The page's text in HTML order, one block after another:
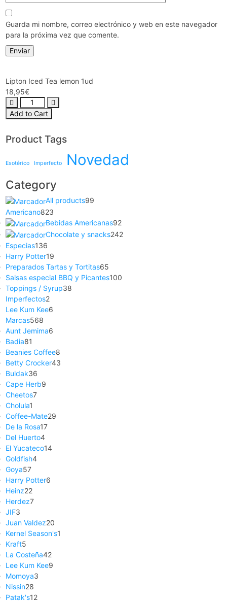
Guarda mi nombre, correo electrónico y web en este navegador
para la próxima vez que comente.
Lipton Iced Tea lemon 1ud
18,95€
Add to Cart
Product Tags
Esotérico Imperfecto Novedad
Category
All products99
Americano823
Bebidas Americanas92
Chocolate y snacks242
Especias136
Harry Potter19
Preparados Tartas y Tortitas65
Salsas especial BBQ y Picantes100
Toppings / Syrup38
Imperfectos2
Lee Kum Kee6
Marcas568
Aunt Jemima6
Badia81
Beanies Coffee8
Betty Crocker43
Buldak36
Cape Herb9
Cheetos7
Cholula1
Coffee-Mate29
De la Rosa17
Del Huerto4
El Yucateco14
Goldfish4
Goya57
Harry Potter6
Heinz22
Herdez7
JIF3
Juan Valdez20
Kernel Season's1
Kraft5
La Costeña42
Lee Kum Kee9
Momoya3
Nissin28
Patak's12